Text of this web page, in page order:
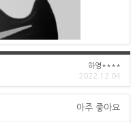
하영****
2022.12.04
아주 좋아요